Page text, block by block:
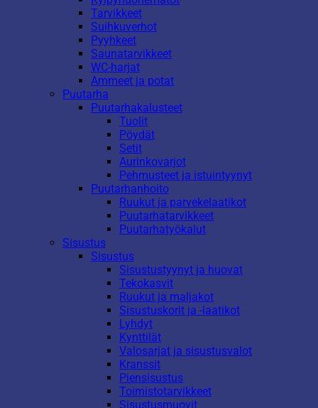
Tarvikkeet
Suihkuverhot
Pyyhkeet
Saunatarvikkeet
WC-harjat
Ammeet ja potat
Puutarha
Puutarhakalusteet
Tuolit
Pöydät
Setit
Aurinkovarjot
Pehmusteet ja istuintyynyt
Puutarhanhoito
Ruukut ja parvekelaatikot
Puutarhatarvikkeet
Puutarhatyökalut
Sisustus
Sisustus
Sisustustyynyt ja huovat
Tekokasvit
Ruukut ja maljakot
Sisustuskorit ja -laatikot
Lyhdyt
Kynttilät
Valosarjat ja sisustusvalot
Kranssit
Piensisustus
Toimistotarvikkeet
Sisustusmuovit